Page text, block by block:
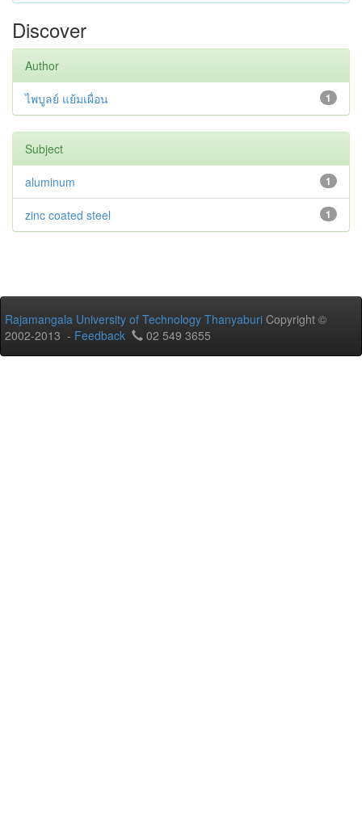
Discover
Author
1
ไพบูลย์ แย้มเผื่อน
Subject
1
aluminum
1
zinc coated steel
Rajamangala University of Technology Thanyaburi Copyright ©
2002-2013 - Feedback 02 549 3655